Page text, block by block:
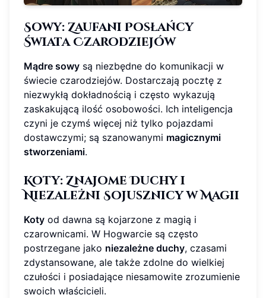
Sowy: Zaufani Posłańcy
Świata Czarodziejów
Mądre sowy są niezbędne do komunikacji w
świecie czarodziejów. Dostarczają pocztę z
niezwykłą dokładnością i często wykazują
zaskakującą ilość osobowości. Ich inteligencja
czyni je czymś więcej niż tylko pojazdami
dostawczymi; są szanowanymi magicznymi
stworzeniami.
Koty: Znajome Duchy i
Niezależni Sojusznicy w Magii
Koty od dawna są kojarzone z magią i
czarownicami. W Hogwarcie są często
postrzegane jako niezależne duchy, czasami
zdystansowane, ale także zdolne do wielkiej
czułości i posiadające niesamowite zrozumienie
swoich właścicieli.